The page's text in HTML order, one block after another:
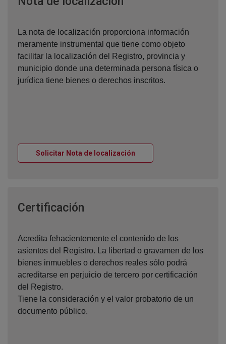
La nota de localización proporciona información
meramente instrumental que tiene como objeto
facilitar la localización del Registro, provincia y
municipio donde una determinada persona física o
jurídica tiene bienes o derechos inscritos.
Solicitar Nota de localización
Certificación
Acredita fehacientemente el contenido de los
asientos del Registro. La libertad o gravamen de los
bienes inmuebles o derechos reales sólo podrá
acreditarse en perjuicio de tercero por certificación
del Registro.
Tiene la consideración y el valor probatorio de un
documento público.